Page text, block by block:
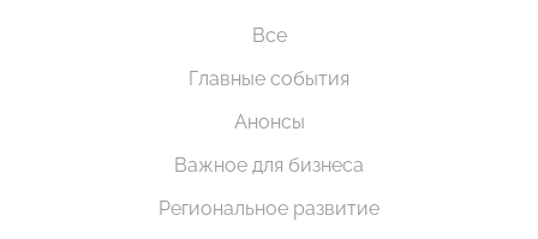
Все
Главные события
Анонсы
Важное для бизнеса
Региональное развитие